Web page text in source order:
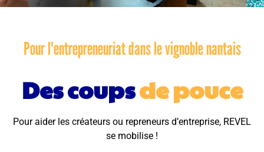
Pour l'entrepreneuriat dans le vignoble nantais
Des coupsde pouce
Pour aider les créateurs ou repreneurs d’entreprise, REVEL
se mobilise !